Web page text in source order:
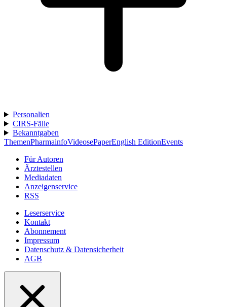
Personalien
CIRS-Fälle
Bekanntgaben
ThemenPharmainfoVideosePaperEnglish EditionEvents
Für Autoren
Ärztestellen
Mediadaten
Anzeigenservice
RSS
Leserservice
Kontakt
Abonnement
Impressum
Datenschutz & Datensicherheit
AGB